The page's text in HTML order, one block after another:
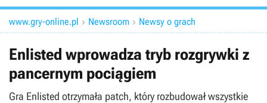
www.gry-online.pl  Newsroom  Newsy o grach
Enlisted wprowadza tryb rozgrywki z
pancernym pociągiem
Gra Enlisted otrzymała patch, który rozbudował wszystkie